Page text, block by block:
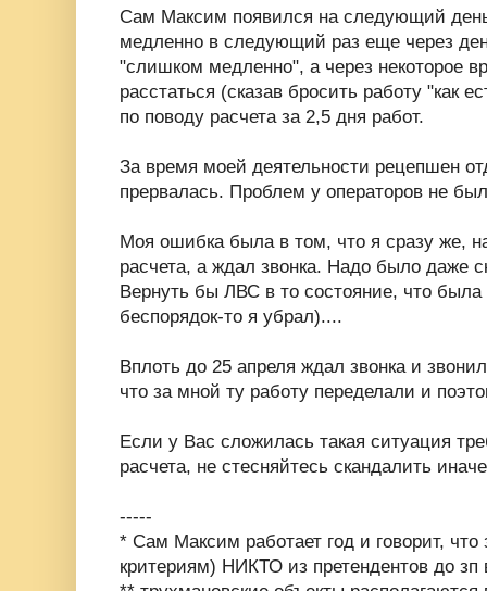
Сам Максим появился на следующий
медленно в следующий раз еще через
"слишком медленно", а через некоторое
расстаться (сказав бросить работу "как
по поводу расчета за 2,5 дня работ.
За время моей деятельности рецепшен
прервалась. Проблем у операторов не
Моя ошибка была в том, что я сразу же,
расчета, а ждал звонка. Надо было даже
Вернуть бы ЛВС в то состояние, что
беспорядок-то я убрал)....
Вплоть до 25 апреля ждал звонка и
что за мной ту работу переделали и
Если у Вас сложилась такая ситуация
расчета, не стесняйтесь скандалить
-----
* Сам Максим работает год и говорит, что
критериям) НИКТО из претендентов до